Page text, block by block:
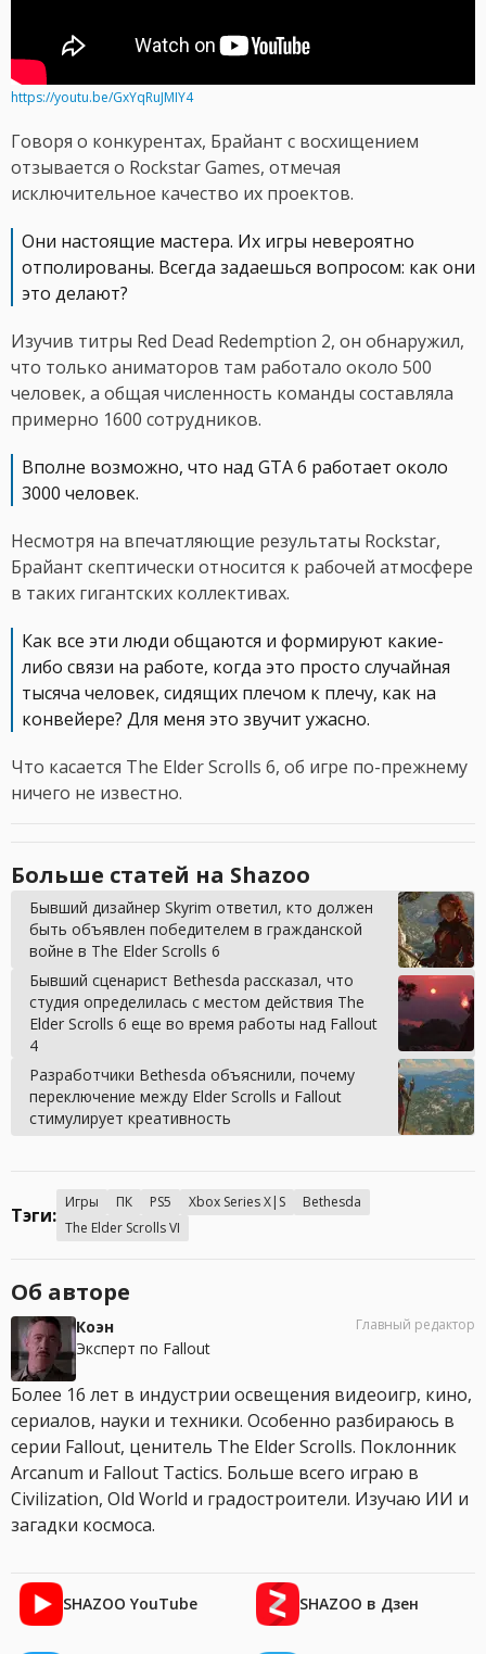
https://youtu.be/GxYqRuJMIY4
Говоря о конкурентах, Брайант с восхищением
отзывается о Rockstar Games, отмечая
исключительное качество их проектов.
Они настоящие мастера. Их игры невероятно
отполированы. Всегда задаешься вопросом: как они
это делают?
Изучив титры Red Dead Redemption 2, он обнаружил,
что только аниматоров там работало около 500
человек, а общая численность команды составляла
примерно 1600 сотрудников.
Вполне возможно, что над GTA 6 работает около
3000 человек.
Несмотря на впечатляющие результаты Rockstar,
Брайант скептически относится к рабочей атмосфере
в таких гигантских коллективах.
Как все эти люди общаются и формируют какие-
либо связи на работе, когда это просто случайная
тысяча человек, сидящих плечом к плечу, как на
конвейере? Для меня это звучит ужасно.
Что касается The Elder Scrolls 6, об игре по-прежнему
ничего не известно.
Больше статей на Shazoo
Бывший дизайнер Skyrim ответил, кто должен
быть объявлен победителем в гражданской
войне в The Elder Scrolls 6
Бывший сценарист Bethesda рассказал, что
студия определилась с местом действия The
Elder Scrolls 6 еще во время работы над Fallout
4
Разработчики Bethesda объяснили, почему
переключение между Elder Scrolls и Fallout
стимулирует креативность
Тэги:
Игры ПК PS5 Xbox Series X|S
Bethesda
The Elder Scrolls VI
Об авторе
Коэн
Эксперт по Fallout
Главный редактор
Более 16 лет в индустрии освещения видеоигр, кино,
сериалов, науки и техники. Особенно разбираюсь в
серии Fallout, ценитель The Elder Scrolls. Поклонник
Arcanum и Fallout Tactics. Больше всего играю в
Civilization, Old World и градостроители. Изучаю ИИ и
загадки космоса.
SHAZOO YouTube SHAZOO в Дзен